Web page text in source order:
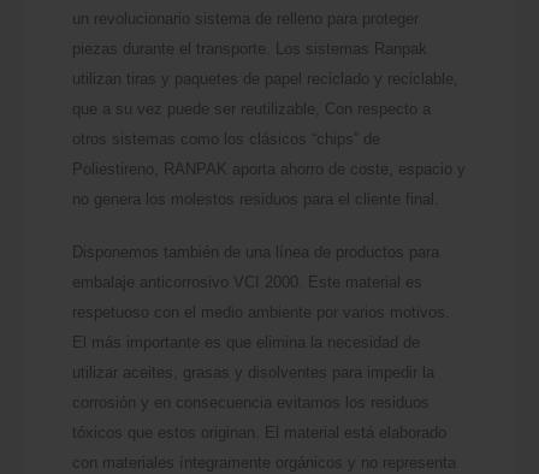
un revolucionario sistema de relleno para proteger
piezas durante el transporte. Los sistemas Ranpak
utilizan tiras y paquetes de papel reciclado y reciclable,
que a su vez puede ser reutilizable, Con respecto a
otros sistemas como los clásicos “chips” de
Poliestireno, RANPAK aporta ahorro de coste, espacio y
no genera los molestos residuos para el cliente final.
Disponemos también de una línea de productos para
embalaje anticorrosivo VCI 2000. Este material es
respetuoso con el medio ambiente por varios motivos.
El más importante es que elimina la necesidad de
utilizar aceites, grasas y disolventes para impedir la
corrosión y en consecuencia evitamos los residuos
tóxicos que estos originan. El material está elaborado
con materiales íntegramente orgánicos y no representa